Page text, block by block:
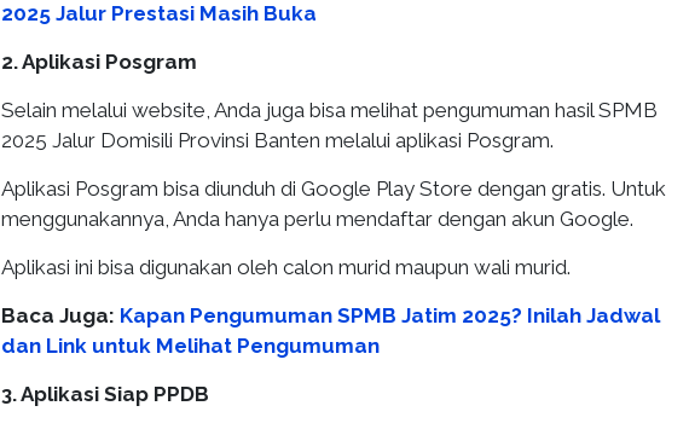
2025 Jalur Prestasi Masih Buka
2. Aplikasi Posgram
Selain melalui website, Anda juga bisa melihat pengumuman hasil SPMB
2025 Jalur Domisili Provinsi Banten melalui aplikasi Posgram.
Aplikasi Posgram bisa diunduh di Google Play Store dengan gratis. Untuk
menggunakannya, Anda hanya perlu mendaftar dengan akun Google.
Aplikasi ini bisa digunakan oleh calon murid maupun wali murid.
Baca Juga: Kapan Pengumuman SPMB Jatim 2025? Inilah Jadwal
dan Link untuk Melihat Pengumuman
3. Aplikasi Siap PPDB